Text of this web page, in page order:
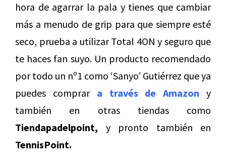
hora de agarrar la pala y tienes que cambiar
más a menudo de grip para que siempre esté
seco, prueba a utilizar Total 4ON y seguro que
te haces fan suyo. Un producto recomendado
por todo un nº1 como ‘Sanyo’ Gutiérrez que ya
puedes comprar a través de Amazon y
también en otras tiendas como
Tiendapadelpoint, y pronto también en
TennisPoint.